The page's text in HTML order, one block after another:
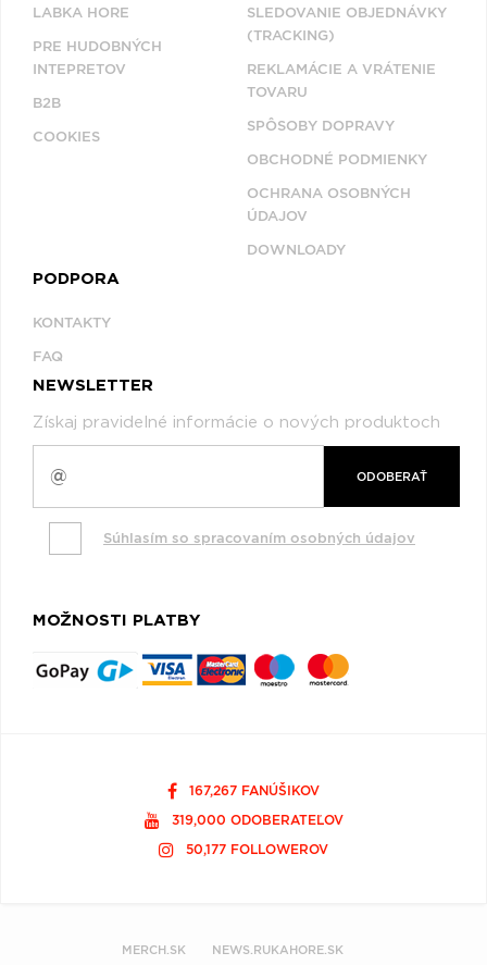
LABKA HORE
PRE HUDOBNÝCH
INTEPRETOV
B2B
COOKIES
SLEDOVANIE OBJEDNÁVKY
(TRACKING)
REKLAMÁCIE A VRÁTENIE
TOVARU
SPÔSOBY DOPRAVY
OBCHODNÉ PODMIENKY
OCHRANA OSOBNÝCH
ÚDAJOV
DOWNLOADY
PODPORA
KONTAKTY
FAQ
NEWSLETTER
Získaj pravidelné informácie o nových produktoch
ODOBERAŤ
Súhlasím so spracovaním osobných údajov
MOŽNOSTI PLATBY
167,267 FANÚŠIKOV
319,000 ODOBERATEĽOV
50,177 FOLLOWEROV
MERCH.SK NEWS.RUKAHORE.SK